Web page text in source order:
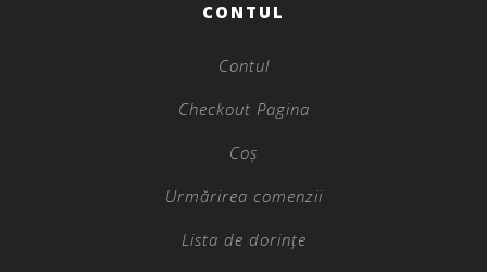
CONTUL
Contul
Checkout Pagina
Coș
Urmărirea comenzii
Lista de dorințe